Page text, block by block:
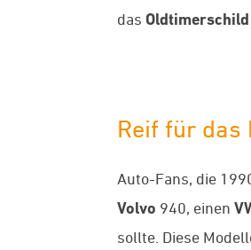
das Oldtimerschild
Reif für das
Auto-Fans, die
Volvo 940, einen
sollte. Diese